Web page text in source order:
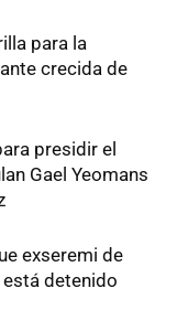
para la
crecida de
presidir el
Gael Yeomans
exseremi de
detenido